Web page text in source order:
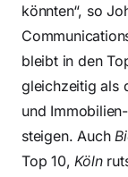
könnten“, so
bleibt in den
gleichzeitig als
und
steigen. Auch
Top 10,Köln